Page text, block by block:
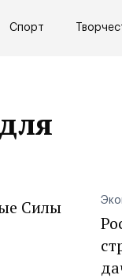
Спорт
Силы